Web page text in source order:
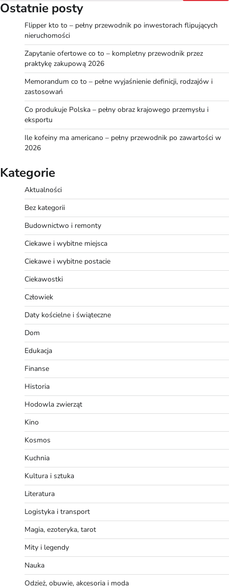
Ostatnie posty
Flipper kto to – pełny przewodnik po inwestorach flipujących
nieruchomości
Zapytanie ofertowe co to – kompletny przewodnik przez
praktykę zakupową 2026
Memorandum co to – pełne wyjaśnienie definicji, rodzajów i
zastosowań
Co produkuje Polska – pełny obraz krajowego przemysłu i
eksportu
Ile kofeiny ma americano – pełny przewodnik po zawartości w
2026
Kategorie
Aktualności
Bez kategorii
Budownictwo i remonty
Ciekawe i wybitne miejsca
Ciekawe i wybitne postacie
Ciekawostki
Człowiek
Daty kościelne i świąteczne
Dom
Edukacja
Finanse
Historia
Hodowla zwierząt
Kino
Kosmos
Kuchnia
Kultura i sztuka
Literatura
Logistyka i transport
Magia, ezoteryka, tarot
Mity i legendy
Nauka
Odzież, obuwie, akcesoria i moda